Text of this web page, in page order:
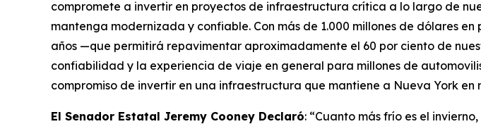
compromete a invertir en proyectos de infraestructura crítica a lo largo de
mantenga modernizada y confiable. Con más de 1.000 millones de dólares
años —que permitirá repavimentar aproximadamente el 60 por ciento de
confiabilidad y la experiencia de viaje en general para millones de
compromiso de invertir en una infraestructura que mantiene a Nueva York en
El Senador Estatal Jeremy Cooney Declaró: “Cuanto más frío es el